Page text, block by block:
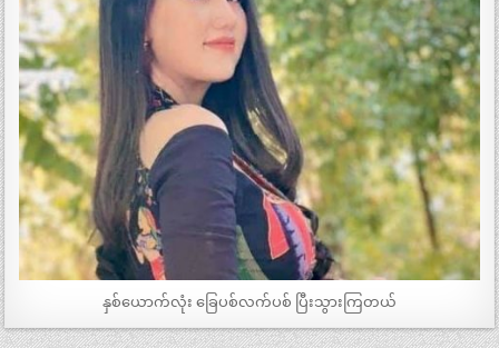
နှစ်ယောက်လုံး ခြေပစ်လက်ပစ် ပြီးသွားကြတယ်